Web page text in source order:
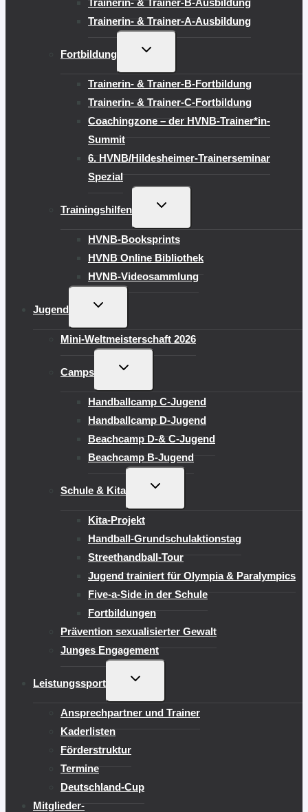
Trainerin- & Trainer-A-Ausbildung
Fortbildung
UNTERMENÜ
Trainerin- & Trainer-B-Fortbildung
Trainerin- & Trainer-C-Fortbildung
Coachingzone – der HVNB-Trainer*in-
Summit
6. HVNB/Hildesheimer-Trainerseminar
Spezial
Trainingshilfen
UNTERMENÜ
HVNB-Booksprints
HVNB Online Bibliothek
HVNB-Videosammlung
Jugend
UNTERMENÜ
Mini-Weltmeisterschaft 2026
Camps
UNTERMENÜ
Handballcamp C-Jugend
Handballcamp D-Jugend
Beachcamp D-& C-Jugend
Beachcamp B-Jugend
Schule & Kita
UNTERMENÜ
Kita-Projekt
Handball-Grundschulaktionstag
Streethandball-Tour
Jugend trainiert für Olympia & Paralympics
Five-a-Side in der Schule
Fortbildungen
Prävention sexualisierter Gewalt
Junges Engagement
Leistungssport
UNTERMENÜ
Ansprechpartner und Trainer
Kaderlisten
Förderstruktur
Termine
Deutschland-Cup
Mitglieder-